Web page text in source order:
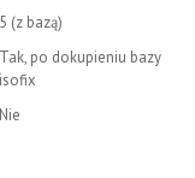
5 (z bazą)
Tak, po dokupieniu bazy
isofix
Nie